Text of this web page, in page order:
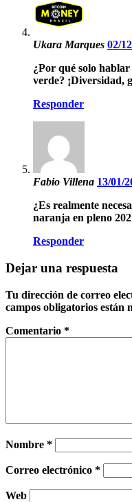
Ukara Marques 02/
¿Por qué solo
verde? ¡Diversidad,
Responder
Fabio Villena 13/01/
¿Es realmente
naranja en pleno
Responder
Dejar una respuesta
Tu dirección de correo
campos obligatorios están
Comentario *
Nombre *
Correo electrónico *
Web